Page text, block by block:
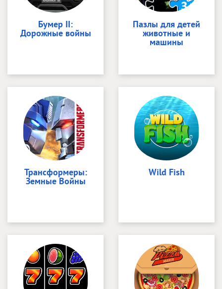
Бумер II:
Дорожные войны
Пазлы для детей
животные и
машины
Трансформеры:
Земные Войны
Wild Fish